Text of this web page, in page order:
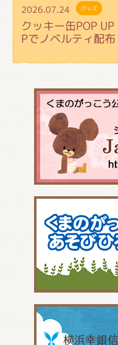
2026.07.24 グッズ
クッキー缶POP UP
Pでノベルティ配布